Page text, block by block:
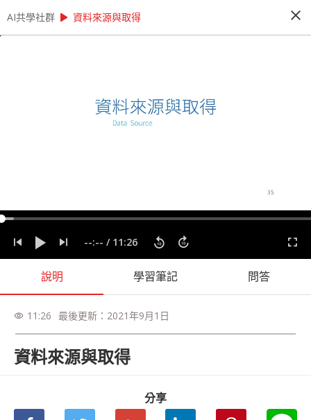
AI共學社群 play_arrow AI 先修班 - 資料科學家的 12 堂心法養成課
這是一個資料的時代，人人好像都需要會一點運用
資料的能力。本課程將透過 12 + X 堂課程，內容
將會談到資料科學的發展脈絡以及一個資料專案起
心法
程式設計
資料專案
資料科學
課程內容(60) 問答 學習筆記 會員(14) 課程介
AI共學社群 play_arrow 資料來源與取得 close
--:-- / 11:26
說明 學習筆記 問答
visibility 11:26 最後更新： 2021年9月1日
資料來源與取得
分享